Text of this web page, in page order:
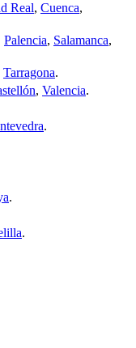
Real, Cuenca,
Palencia, Salamanca,
Tarragona.
, Valencia.
.
.
.